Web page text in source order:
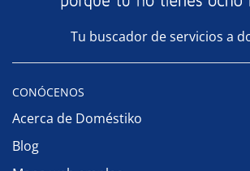
Tu buscador de servicios a
CONÓCENOS
Acerca de Doméstiko
Blog